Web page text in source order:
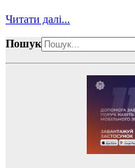
Читати далі...
Пошук